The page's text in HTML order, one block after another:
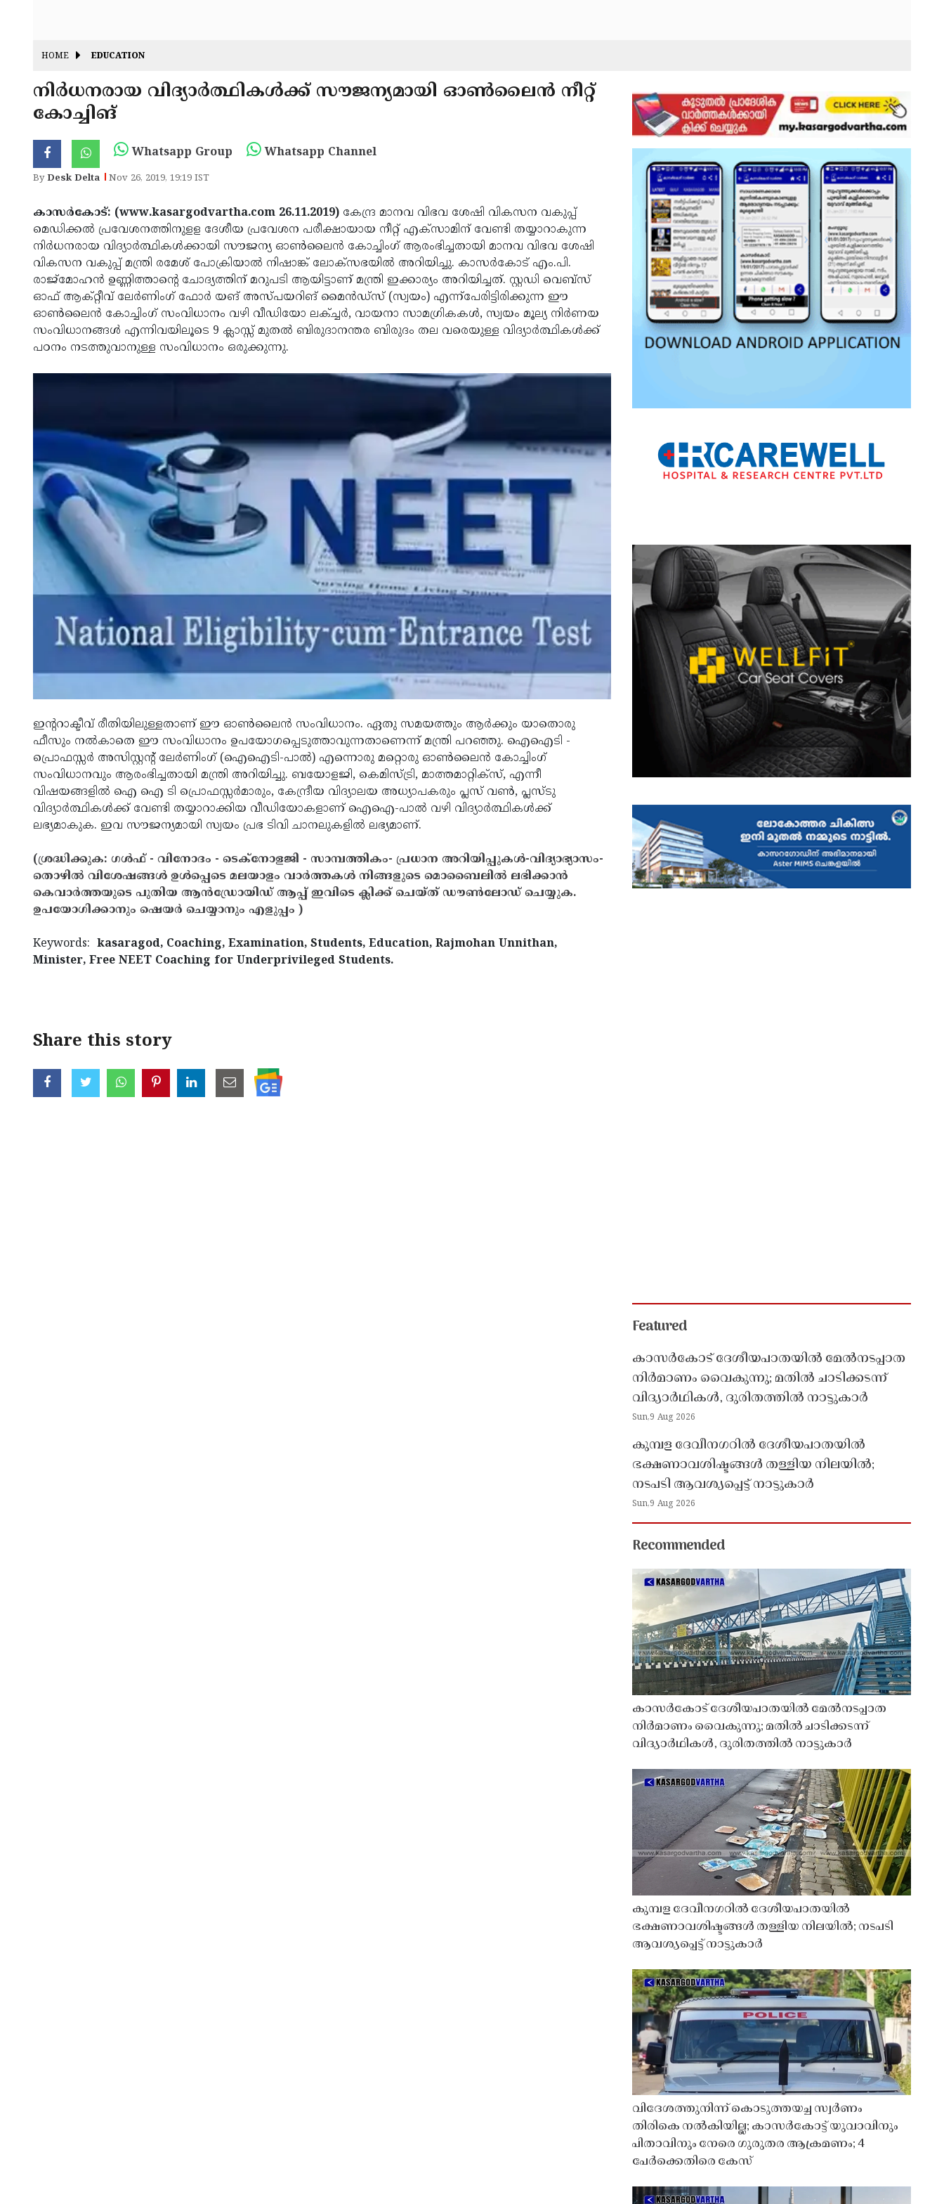
HOME EDUCATION
നിര്‍ധനരായ വിദ്യാര്‍ത്ഥികള്‍ക്ക് സൗജന്യമായി ഓണ്‍ലൈന്‍ നീറ്റ്
കോച്ചിങ്
Whatsapp Group Whatsapp Channel
ByDesk Delta Nov 26, 2019, 19:19 IST
കാസര്‍കോട്: (www.kasargodvartha.com 26.11.2019) കേന്ദ്ര മാനവ വിഭവ ശേഷി വികസന വകുപ്പ്
മെഡിക്കല്‍ പ്രവേശനത്തിനുളള ദേശീയ പ്രവേശന പരീക്ഷായായ നീറ്റ് എക്സാമിന് വേണ്ടി തയ്യാറാകുന്ന
നിര്‍ധനരായ വിദ്യാര്‍ത്ഥികള്‍ക്കായി സൗജന്യ ഓണ്‍ലൈന്‍ കോച്ചിംഗ് ആരംഭിച്ചതായി മാനവ വിഭവ ശേഷി
വികസന വകുപ്പ് മന്ത്രി രമേശ് പോക്രിയാല്‍ നിഷാങ്ക് ലോക്‌സഭയില്‍ അറിയിച്ചു. കാസര്‍കോട് എം.പി.
രാജ്മോഹന്‍ ഉണ്ണിത്താന്റെ ചോദ്യത്തിന് മറുപടി ആയിട്ടാണ് മന്ത്രി ഇക്കാര്യം അറിയിച്ചത്. സ്റ്റഡി വെബ്‌സ്
ഓഫ് ആക്റ്റീവ് ലേര്‍ണിംഗ് ഫോര്‍ യങ് അസ്പയറിങ് മൈന്‍ഡ്സ് (സ്വയം) എന്ന്‌പേരിട്ടിരിക്കുന്ന ഈ
ഓണ്‍ലൈന്‍ കോച്ചിംഗ് സംവിധാനം വഴി വീഡിയോ ലക്ച്ചര്‍, വായനാ സാമഗ്രികകള്‍, സ്വയം മൂല്യ നിര്‍ണയ
സംവിധാനങ്ങള്‍ എന്നിവയിലൂടെ 9 ക്ലാസ്സ് മുതല്‍ ബിരുദാനന്തര ബിരുദം തല വരെയുള്ള വിദ്യാര്‍ത്ഥികള്‍ക്ക്
പഠനം നടത്തുവാനുള്ള സംവിധാനം ഒരുക്കുന്നു.
ഇന്ററാക്ടീവ് രീതിയിലുള്ളതാണ് ഈ ഓണ്‍ലൈന്‍ സംവിധാനം. ഏതു സമയത്തും ആര്‍ക്കും യാതൊരു
ഫീസും നല്‍കാതെ ഈ സംവിധാനം ഉപയോഗപ്പെടുത്താവുന്നതാണെന്ന് മന്ത്രി പറഞ്ഞു. ഐഐടി -
പ്രൊഫസ്സര്‍ അസിസ്റ്റന്റ് ലേര്‍ണിംഗ് (ഐഐടി-പാല്‍) എന്നൊരു മറ്റൊരു ഓണ്‍ലൈന്‍ കോച്ചിംഗ്
സംവിധാനവും ആരംഭിച്ചതായി മന്ത്രി അറിയിച്ചു. ബയോളജി, കെമിസ്ട്രി, മാത്തമാറ്റിക്‌സ്, എന്നീ
വിഷയങ്ങളില്‍ ഐ ഐ ടി പ്രൊഫസ്സര്‍മാരും, കേന്ദ്രീയ വിദ്യാലയ അധ്യാപകരും പ്ലസ് വണ്‍, പ്ലസ്ടു
വിദ്യാര്‍ത്ഥികള്‍ക്ക് വേണ്ടി തയ്യാറാക്കിയ വീഡിയോകളാണ് ഐഐ-പാല്‍ വഴി വിദ്യാര്‍ത്ഥികള്‍ക്ക്
ലഭ്യമാകുക. ഇവ സൗജന്യമായി സ്വയം പ്രഭ ടിവി ചാനലുകളില്‍ ലഭ്യമാണ്.
(ശ്രദ്ധിക്കുക: ഗൾഫ് - വിനോദം - ടെക്നോളജി - സാമ്പത്തികം- പ്രധാന അറിയിപ്പുകൾ-വിദ്യാഭ്യാസം-
തൊഴിൽ വിശേഷങ്ങൾ ഉൾപ്പെടെ മലയാളം വാർത്തകൾ നിങ്ങളുടെ മൊബൈലിൽ ലഭിക്കാൻ
കെവാർത്തയുടെ പുതിയ ആൻഡ്രോയിഡ് ആപ്പ് ഇവിടെ ക്ലിക്ക് ചെയ്ത് ഡൗൺലോഡ് ചെയ്യുക.
ഉപയോഗിക്കാനും ഷെയർ ചെയ്യാനും എളുപ്പം )
Keywords: kasaragod, Coaching, Examination, Students, Education, Rajmohan Unnithan,
Minister, Free NEET Coaching for Underprivileged Students.
Share this story
Featured
കാസർകോട് ദേശീയപാതയിൽ മേൽനടപ്പാത
നിർമാണം വൈകുന്നു; മതിൽ ചാടിക്കടന്ന്
വിദ്യാർഥികൾ, ദുരിതത്തിൽ നാട്ടുകാർ
Sun,9 Aug 2026
കുമ്പള ദേവീനഗറിൽ ദേശീയപാതയിൽ
ഭക്ഷണാവശിഷ്ടങ്ങൾ തള്ളിയ നിലയിൽ;
നടപടി ആവശ്യപ്പെട്ട് നാട്ടുകാർ
Sun,9 Aug 2026
Recommended
കാസർകോട് ദേശീയപാതയിൽ മേൽനടപ്പാത
നിർമാണം വൈകുന്നു; മതിൽ ചാടിക്കടന്ന്
വിദ്യാർഥികൾ, ദുരിതത്തിൽ നാട്ടുകാർ
കുമ്പള ദേവീനഗറിൽ ദേശീയപാതയിൽ
ഭക്ഷണാവശിഷ്ടങ്ങൾ തള്ളിയ നിലയിൽ; നടപടി
ആവശ്യപ്പെട്ട് നാട്ടുകാർ
വിദേശത്തുനിന്ന് കൊടുത്തയച്ച സ്വർണം
തിരികെ നൽകിയില്ല; കാസർകോട്ട് യുവാവിനും
പിതാവിനും നേരെ ഗുരുതര ആക്രമണം; 4
പേർക്കെതിരെ കേസ്